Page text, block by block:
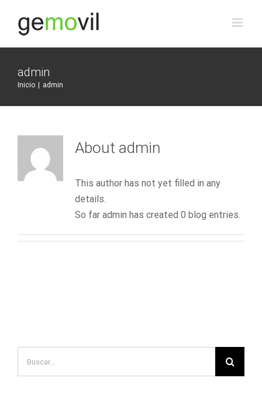
content
admin
Inicio admin
About admin
This author has not yet filled in any
details.
So far admin has created 0 blog entries.